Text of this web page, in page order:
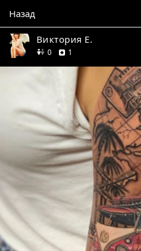
Назад
Виктория Е.
0друзей
1